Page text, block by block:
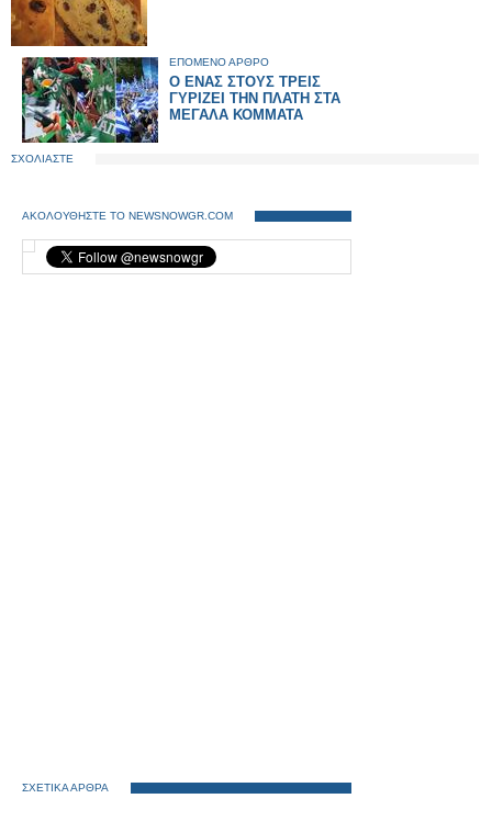
ΕΠΟΜΕΝΟ ΑΡΘΡΟ
Ο ΕΝΑΣ ΣΤΟΥΣ ΤΡΕΙΣ
ΓΥΡΙΖΕΙ ΤΗΝ ΠΛΑΤΗ ΣΤΑ
ΜΕΓΑΛΑ ΚΟΜΜΑΤΑ
ΣΧΟΛΙΑΣΤΕ
ΑΚΟΛΟΥΘΗΣΤΕ ΤΟ NEWSNOWGR.COM
ΣΧΕΤΙΚΑ ΑΡΘΡΑ